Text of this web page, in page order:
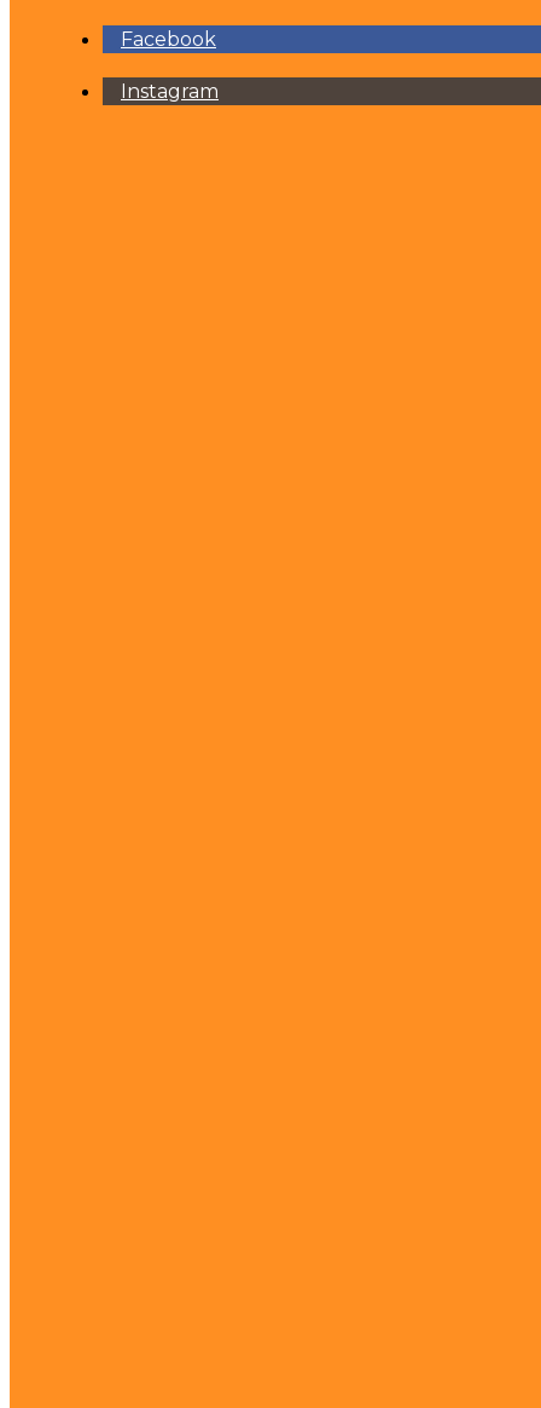
Facebook
Instagram